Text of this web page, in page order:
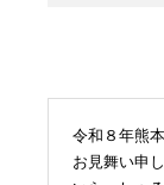
令和８年熊
お見舞い申